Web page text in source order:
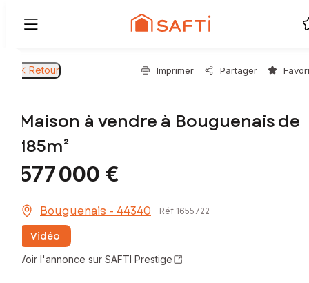
Retour Imprimer Partager
Maison à vendre à Bouguenais de
185m²
577 000 €
Bouguenais - 44340 Réf 1655722
Vidéo
Voir l'annonce sur SAFTI Prestige